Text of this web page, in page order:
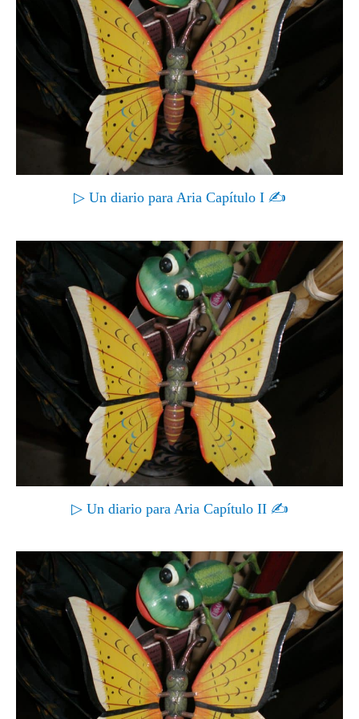
▷ Un diario para Aria Capítulo I ✍
▷ Un diario para Aria Capítulo II ✍